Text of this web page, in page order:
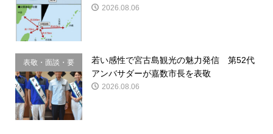
2026.08.06
表敬・面談・要
請
若い感性で宮古島観光の魅力発信 第52代
アンバサダーが嘉数市長を表敬
2026.08.06